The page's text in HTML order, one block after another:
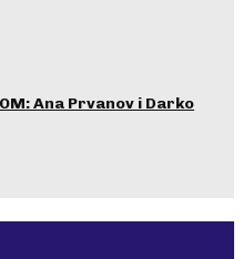
Ana Prvanov i Darko